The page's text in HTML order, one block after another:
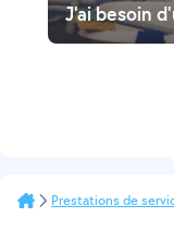
J'ai besoin
Prestations de